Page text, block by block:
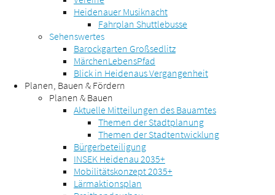
Heidenauer Musiknacht
Fahrplan Shuttlebusse
Sehenswertes
Barockgarten Großsedlitz
MärchenLebensPfad
Blick in Heidenaus Vergangenheit
Planen, Bauen & Fördern
Planen & Bauen
Aktuelle Mitteilungen des Bauamtes
Themen der Stadtplanung
Themen der Stadtentwicklung
Bürgerbeteiligung
INSEK Heidenau 2035+
Mobilitätskonzept 2035+
Lärmaktionsplan